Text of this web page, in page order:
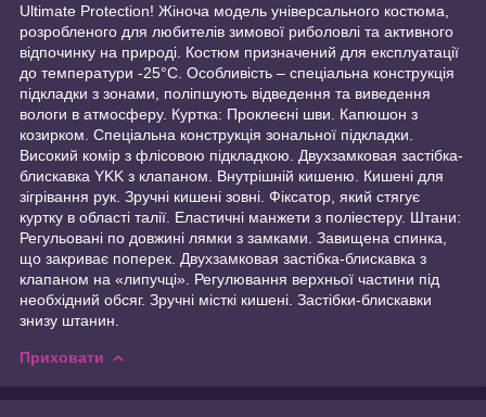
Ultimate Protection! Жіноча модель універсального костюма,
розробленого для любителів зимової риболовлі та активного
відпочинку на природі. Костюм призначений для експлуатації
до температури -25°C. Особливість – спеціальна конструкція
підкладки з зонами, поліпшують відведення та виведення
вологи в атмосферу. Куртка: Проклеєні шви. Капюшон з
козирком. Спеціальна конструкція зональної підкладки.
Високий комір з флісовою підкладкою. Двухзамковая застібка-
блискавка YKK з клапаном. Внутрішній кишеню. Кишені для
зігрівання рук. Зручні кишені зовні. Фіксатор, який стягує
куртку в області талії. Еластичні манжети з поліестеру. Штани:
Регульовані по довжині лямки з замками. Завищена спинка,
що закриває поперек. Двухзамковая застібка-блискавка з
клапаном на «липучці». Регулювання верхньої частини під
необхідний обсяг. Зручні місткі кишені. Застібки-блискавки
знизу штанин.
Приховати